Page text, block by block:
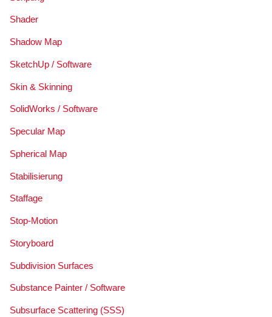
Shader
Shadow Map
SketchUp / Software
Skin & Skinning
SolidWorks / Software
Specular Map
Spherical Map
Stabilisierung
Staffage
Stop-Motion
Storyboard
Subdivision Surfaces
Substance Painter / Software
Subsurface Scattering (SSS)